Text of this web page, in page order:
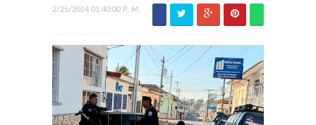
2/25/2024 01:40:00 P. M.